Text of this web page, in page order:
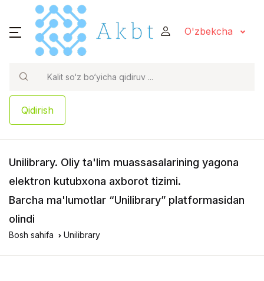
O'zbekcha
Qidirish
Unilibrary. Oliy ta'lim muassasalarining yagona
elektron kutubxona axborot tizimi.
Barcha ma'lumotlar “Unilibrary” platformasidan
olindi
Bosh sahifa Unilibrary